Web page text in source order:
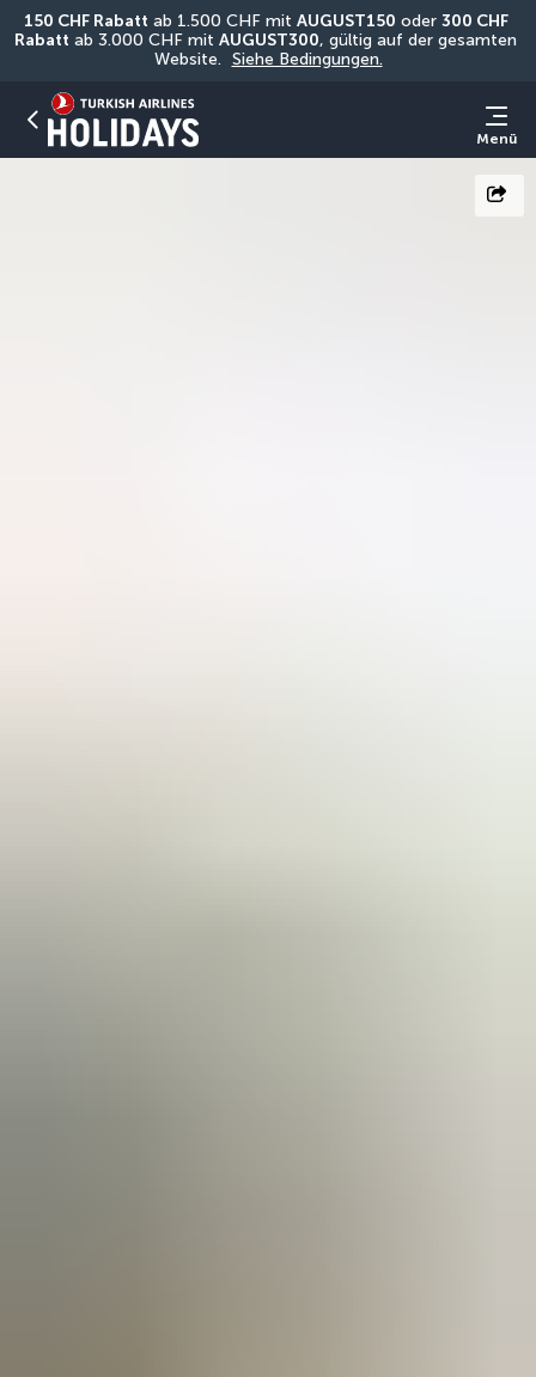
150 CHF Rabatt ab 1.500 CHF mit AUGUST150 oder 300 CHF
Rabatt ab 3.000 CHF mit AUGUST300, gültig auf der gesamten
Website. Siehe Bedingungen.
Menü